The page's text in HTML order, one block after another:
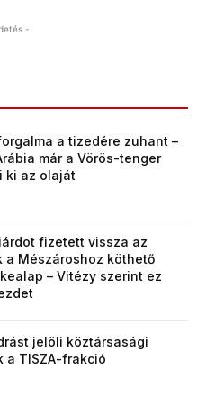
-
a tizedére zuhant –
már a Vörös-tenger
ki az olaját
fizetett vissza az
a Mészároshoz köthető
– Vitézy szerint ez
jelöli köztársasági
a TISZA-frakció